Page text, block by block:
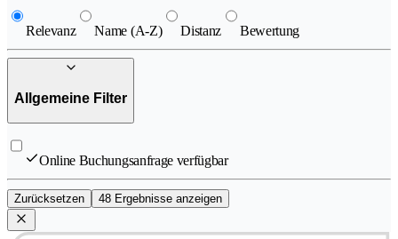
Relevanz Name (A-Z) Distanz Bewertung
Allgemeine Filter
Online Buchungsanfrage verfügbar
Zurücksetzen 48 Ergebnisse anzeigen